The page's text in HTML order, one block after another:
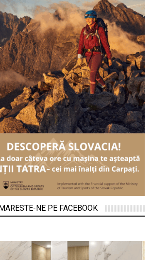
NE PE FACEBOOK